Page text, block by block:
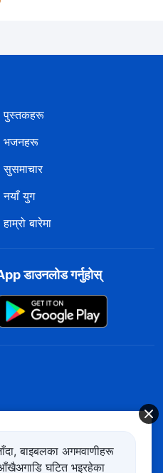
पुस्तकहरू
भजनहरू
सुसमाचार
नयाँ युग
हाम्रो बारेमा
डाउनलोड गर्नुहोस्
बाइबलका अगमवाणीहरू
घटित भइरहेका